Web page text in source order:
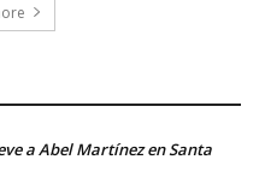
a Abel Martínez en Santa